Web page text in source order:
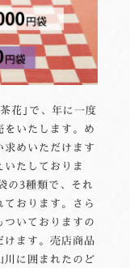
花｣で、年に一度
いたします。め
めいただけます
たしておりま
の3種類で、それ
おります。さら
いておりますの
ます。売店商品
に囲まれたのど